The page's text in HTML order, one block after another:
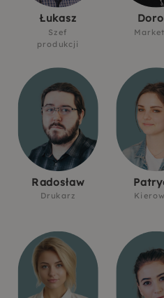
Łukasz
Szef
produkcji
Radosław
Drukarz